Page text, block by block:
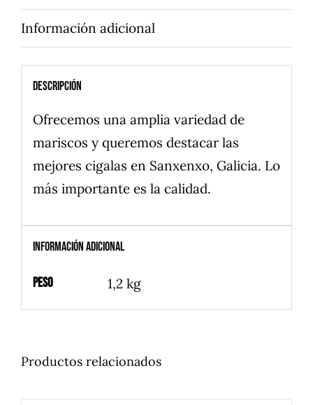
Información adicional
Descripción
Ofrecemos una amplia variedad de
mariscos y queremos destacar las
mejores cigalas en Sanxenxo, Galicia. Lo
más importante es la calidad.
Información adicional
Peso 1,2 kg
Productos relacionados